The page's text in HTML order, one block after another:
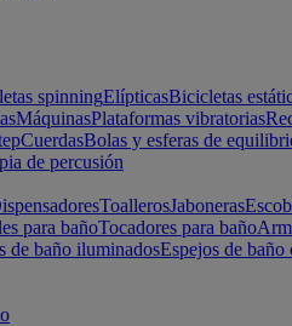
spinningElípticasBicicletas
MáquinasPlataformas vibratorias
CuerdasBolas y esferas de
de percusión
ToallerosJaboneras
para bañoTocadores para baño
de baño iluminadosEspejos de baño